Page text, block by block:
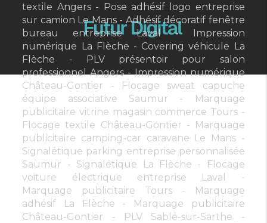
textile Angers
Pose adhésif logo entreprise
sur camion Le Mans
Adhésif décoratif fenêtre
bureau entreprise Laval
Impression
numérique La Flèche
Covering véhicule La
Flèche
PLV présentoir pour salon
professionnel Angers
Impression numérique
Château-Gontier
Flocage sweat capuche
équipe associative Saumur
Marquage
publicitaire vitrine magasin commerce Tours
Flocage textile Château-Gontier
Marquage
publicitaire camping-car caravane Le Mans
Signalétique parking entreprise personnalisée
Saumur
Signalétique La Flèche
Flocage
voiture électrique entreprise Laval
Marquage publicitaire Tours
Marquage
adhésif La Flèche
Marquage publicitaire
Château-Gontier
PLV Sablé-sur-Sarthe